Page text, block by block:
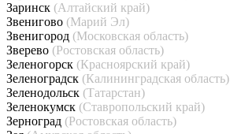
Заринск (Алтайский край)
Звенигово (Марий Эл)
Звенигород (Московская область)
Зверево (Ростовская область)
Зеленогорск (Красноярский край)
Зеленоградск (Калининградская область)
Зеленодольск (Татарстан)
Зеленокумск (Ставропольский край)
Зерноград (Ростовская область)